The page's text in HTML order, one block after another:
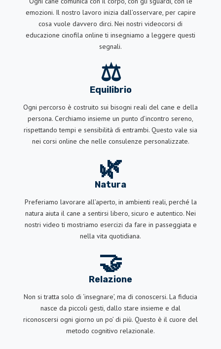
emozioni. Il nostro lavoro inizia dall’osservare, per capire
cosa vuole davvero dirci. Nei nostri videocorsi di
educazione cinofila online ti insegniamo a leggere questi
segnali.
⚖️
Equilibrio
Ogni percorso è costruito sui bisogni reali del cane e della
persona. Cerchiamo insieme un punto d’incontro sereno,
rispettando tempi e sensibilità di entrambi. Questo vale sia
nei corsi online che nelle consulenze personalizzate.
🌿
Natura
Preferiamo lavorare all’aperto, in ambienti reali, perché la
natura aiuta il cane a sentirsi libero, sicuro e autentico. Nei
nostri video ti mostriamo esercizi da fare in passeggiata e
nella vita quotidiana.
🤝
Relazione
Non si tratta solo di ‘insegnare’, ma di conoscersi. La fiducia
nasce da piccoli gesti, dallo stare insieme e dal
riconoscersi ogni giorno un po’ di più. Questo è il cuore del
metodo cognitivo relazionale.